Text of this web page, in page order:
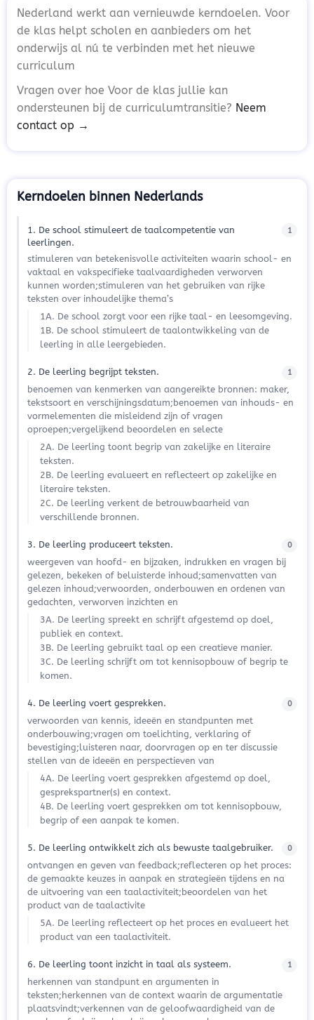
Nederland werkt aan vernieuwde kerndoelen. Voor
de klas helpt scholen en aanbieders om het
onderwijs al nú te verbinden met het nieuwe
curriculum
Vragen over hoe Voor de klas jullie kan
ondersteunen bij de curriculumtransitie? Neem
contact op →
Kerndoelen binnen Nederlands
1. De school stimuleert de taalcompetentie van
leerlingen.
1
stimuleren van betekenisvolle activiteiten waarin school- en
vaktaal en vakspecifieke taalvaardigheden verworven
kunnen worden;stimuleren van het gebruiken van rijke
teksten over inhoudelijke thema’s
1A. De school zorgt voor een rijke taal- en leesomgeving.
1B. De school stimuleert de taalontwikkeling van de
leerling in alle leergebieden.
2. De leerling begrijpt teksten. 1
benoemen van kenmerken van aangereikte bronnen: maker,
tekstsoort en verschijningsdatum;benoemen van inhouds- en
vormelementen die misleidend zijn of vragen
oproepen;vergelijkend beoordelen en selecte
2A. De leerling toont begrip van zakelijke en literaire
teksten.
2B. De leerling evalueert en reflecteert op zakelijke en
literaire teksten.
2C. De leerling verkent de betrouwbaarheid van
verschillende bronnen.
3. De leerling produceert teksten. 0
weergeven van hoofd- en bijzaken, indrukken en vragen bij
gelezen, bekeken of beluisterde inhoud;samenvatten van
gelezen inhoud;verwoorden, onderbouwen en ordenen van
gedachten, verworven inzichten en
3A. De leerling spreekt en schrijft afgestemd op doel,
publiek en context.
3B. De leerling gebruikt taal op een creatieve manier.
3C. De leerling schrijft om tot kennisopbouw of begrip te
komen.
4. De leerling voert gesprekken. 0
verwoorden van kennis, ideeën en standpunten met
onderbouwing;vragen om toelichting, verklaring of
bevestiging;luisteren naar, doorvragen op en ter discussie
stellen van de ideeën en perspectieven van
4A. De leerling voert gesprekken afgestemd op doel,
gesprekspartner(s) en context.
4B. De leerling voert gesprekken om tot kennisopbouw,
begrip of een aanpak te komen.
5. De leerling ontwikkelt zich als bewuste taalgebruiker. 0
ontvangen en geven van feedback;reflecteren op het proces:
de gemaakte keuzes in aanpak en strategieën tijdens en na
de uitvoering van een taalactiviteit;beoordelen van het
product van de taalactivite
5A. De leerling reflecteert op het proces en evalueert het
product van een taalactiviteit.
6. De leerling toont inzicht in taal als systeem. 1
herkennen van standpunt en argumenten in
teksten;herkennen van de context waarin de argumentatie
plaatsvindt;verkennen van de geloofwaardigheid van de